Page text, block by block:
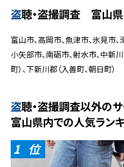
盗聴・盗撮調査 富山
富山市、高岡市、魚津市、氷見市、
小矢部市、南砺市、射水市、中新
町）、下新川郡（入善町、朝日町）
盗聴・盗撮調査以外の
富山県内での人気ラン
1